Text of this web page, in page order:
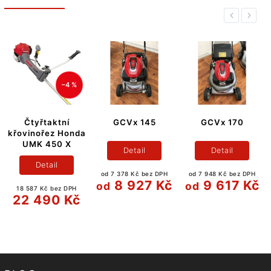
Previous
–4 %
Čtyřtaktní
Honda
UMK 450 X
587 Kč bez DPH
490 Kč
Detail
GCVx 145
od 7 378 Kč bez DPH
8 927 Kč
Detail
GCVx 170
od 7 948 Kč bez DPH
od 9 617 Kč
Detail
Next